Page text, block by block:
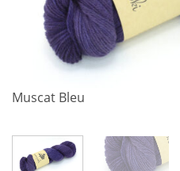
Muscat Bleu